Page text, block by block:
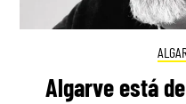
Algarve está